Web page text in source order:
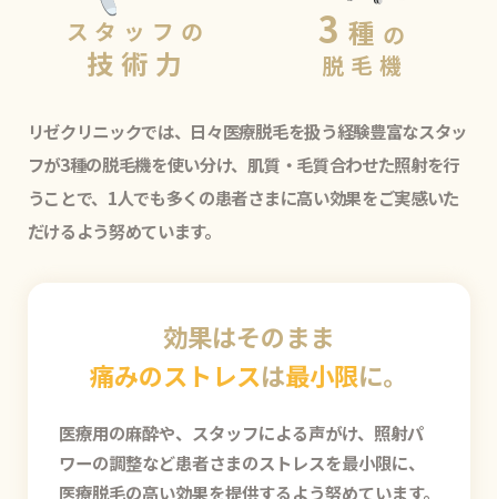
スタッフの
技術力
3 種 の
脱毛機
リゼクリニックでは、日々医療脱毛を扱う経験豊富なスタッ
フが3種の脱毛機を使い分け、肌質・毛質合わせた照射を行
うことで、1人でも多くの患者さまに高い効果をご実感いた
だけるよう努めています。
効果はそのまま
痛みのストレスは最小限に。
医療用の麻酔や、スタッフによる声がけ、照射パ
ワーの調整など患者さまのストレスを最小限に、
医療脱毛の高い効果を提供するよう努めています。